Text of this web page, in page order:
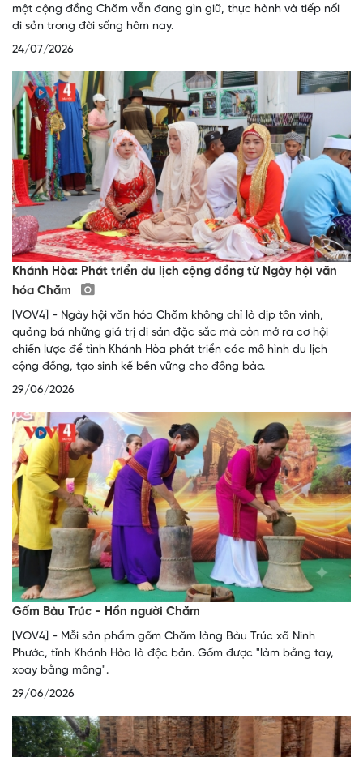
một cộng đồng Chăm vẫn đang gìn giữ, thực hành và tiếp nối
di sản trong đời sống hôm nay.
24/07/2026
Khánh Hòa: Phát triển du lịch cộng đồng từ Ngày hội văn
hóa Chăm
[VOV4] - Ngày hội văn hóa Chăm không chỉ là dịp tôn vinh,
quảng bá những giá trị di sản đặc sắc mà còn mở ra cơ hội
chiến lược để tỉnh Khánh Hòa phát triển các mô hình du lịch
cộng đồng, tạo sinh kế bền vững cho đồng bào.
29/06/2026
Gốm Bàu Trúc - Hồn người Chăm
[VOV4] - Mỗi sản phẩm gốm Chăm làng Bàu Trúc xã Ninh
Phước, tỉnh Khánh Hòa là độc bản. Gốm được "làm bằng tay,
xoay bằng mông".
29/06/2026